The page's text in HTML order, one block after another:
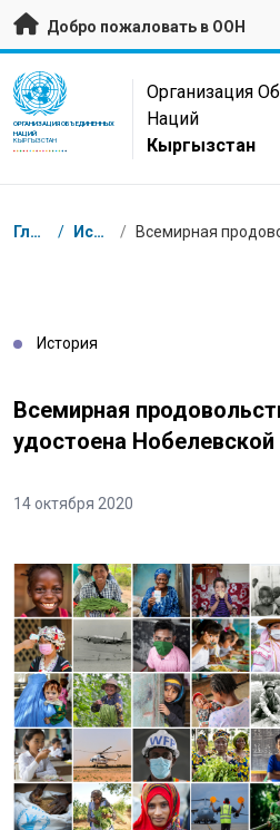
Перейти к основному
Добро пожаловать в ООН
UN Logo
ОРГАНИЗАЦИЯ ОБЪЕДИНЕННЫХ
НАЦИЙ
КЫРГЫЗСТАН
Организация
Наций
Кыргызстан
Навигационная цепочка
Главная / Истории /
История
Всемирная
удостоена
14 октября 2020